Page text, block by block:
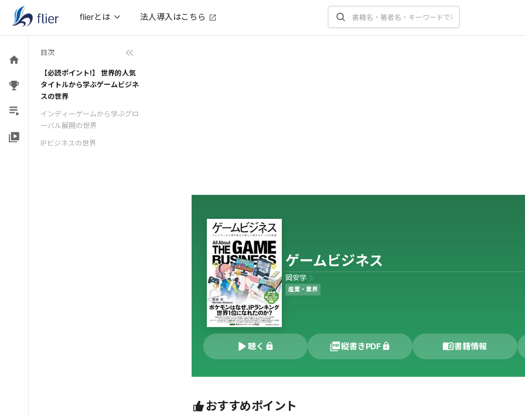
flierとは 法人導入はこちら
目次
【必読ポイント!】 世界的人気
タイトルから学ぶゲームビジネ
スの世界
インディーゲームから学ぶグロ
ーバル展開の世界
IPビジネスの世界
ゲームビジネス
岡安学
産業・業界
聴く 縦書きPDF 書籍情報
おすすめポイント